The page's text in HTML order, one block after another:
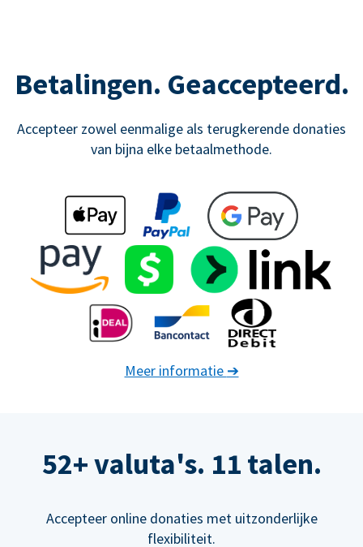
Betalingen. Geaccepteerd.
Accepteer zowel eenmalige als terugkerende donaties
van bijna elke betaalmethode.
Meer informatie ➔
52+ valuta's. 11 talen.
Accepteer online donaties met uitzonderlijke
flexibiliteit.